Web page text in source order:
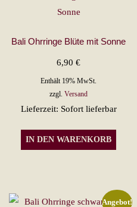
Bali Ohrringe Blüte mit Sonne
6,90€
Enthält 19% MwSt.
zzgl.Versand
Lieferzeit: Sofort lieferbar
IN DEN WARENKORB
Angebot!